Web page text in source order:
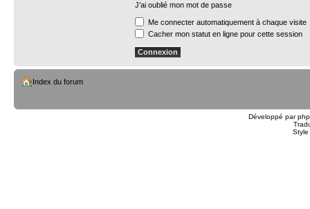
J’ai oublié mon mot de passe
Me connecter automatiquement à chaque visite
Cacher mon statut en ligne pour cette session
Index du forum
Développé par
Style